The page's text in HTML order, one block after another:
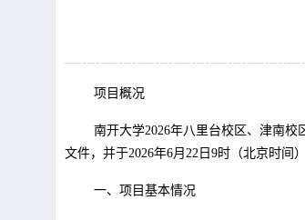
项目概况
南开大学2026年八里台校区、津南
文件，并于2026年6月22日9时（北京时间
一、项目基本情况